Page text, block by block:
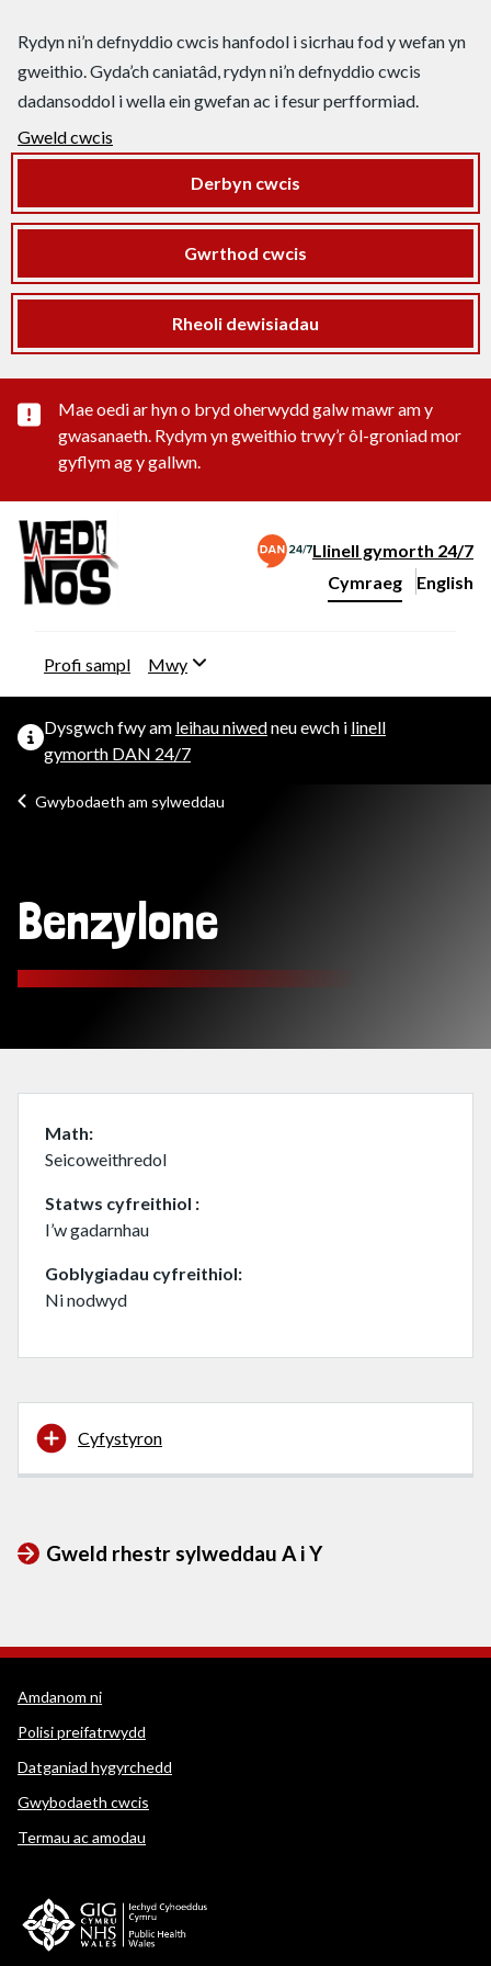
Rydyn ni’n defnyddio cwcis hanfodol i sicrhau fod y wefan yn
gweithio. Gyda’ch caniatâd, rydyn ni’n defnyddio cwcis
dadansoddol i wella ein gwefan ac i fesur perfformiad.
Gweld cwcis
Derbyn cwcis
Gwrthod cwcis
Rheoli dewisiadau
Rhybudd sylwedd pwysig
Mae oedi ar hyn o bryd oherwydd galw mawr am y
gwasanaeth. Rydym yn gweithio trwy’r ôl-groniad mor
gyflym ag y gallwn.
Llinell gymorth 24/7
Newid iaith y wefan
Cymraeg English
–
Profi sampl Mwy
Dysgwch fwy am leihau niwedneu ewch i linell
gymorth DAN 24/7
Gwybodaeth am sylweddau
Benzylone
Math
Seicoweithredol
Statws cyfreithiol
I’w gadarnhau
Goblygiadau cyfreithiol
Ni nodwyd
Cyfystyron
Gweld rhestr sylweddau A i Y
Dolenni cymorth WEDINOS
Amdanom ni
Polisi preifatrwydd
Datganiad hygyrchedd
Gwybodaeth cwcis
Termau ac amodau